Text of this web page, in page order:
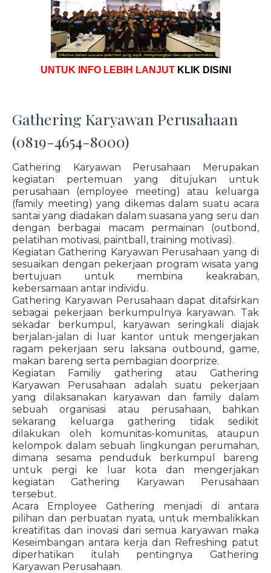
UNTUK INFO LEBIH LANJUT KLIK DISINI
Gathering Karyawan Perusahaan
(0819-4654-8000)
Gathering Karyawan Perusahaan Merupakan
kegiatan pertemuan yang ditujukan untuk
perusahaan (employee meeting) atau keluarga
(family meeting) yang dikemas dalam suatu acara
santai yang diadakan dalam suasana yang seru dan
dengan berbagai macam permainan (outbond,
pelatihan motivasi, paintball, training motivasi).
Kegiatan Gathering Karyawan Perusahaan yang di
sesuaikan dengan pekerjaan program wisata yang
bertujuan untuk membina keakraban,
kebersamaan antar individu.
Gathering Karyawan Perusahaan dapat ditafsirkan
sebagai pekerjaan berkumpulnya karyawan. Tak
sekadar berkumpul, karyawan seringkali diajak
berjalan-jalan di luar kantor untuk mengerjakan
ragam pekerjaan seru laksana outbound, game,
makan bareng serta pembagian doorprize.
Kegiatan Familiy gathering atau Gathering
Karyawan Perusahaan adalah suatu pekerjaan
yang dilaksanakan karyawan dan family dalam
sebuah organisasi atau perusahaan, bahkan
sekarang keluarga gathering tidak sedikit
dilakukan oleh komunitas-komunitas, ataupun
kelompok dalam sebuah lingkungan perumahan,
dimana sesama penduduk berkumpul bareng
untuk pergi ke luar kota dan mengerjakan
kegiatan Gathering Karyawan Perusahaan
tersebut.
Acara Employee Gathering menjadi di antara
pilihan dan perbuatan nyata, untuk membalikkan
kreatifitas dan inovasi dari semua karyawan maka
Keseimbangan antara kerja dan Refreshing patut
diperhatikan itulah pentingnya Gathering
Karyawan Perusahaan.